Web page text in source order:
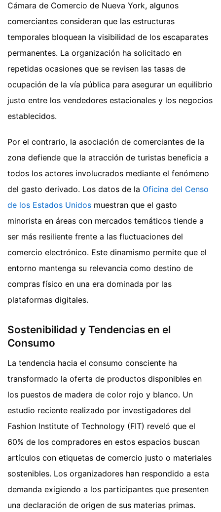
Cámara de Comercio de Nueva York, algunos
comerciantes consideran que las estructuras
temporales bloquean la visibilidad de los escaparates
permanentes. La organización ha solicitado en
repetidas ocasiones que se revisen las tasas de
ocupación de la vía pública para asegurar un equilibrio
justo entre los vendedores estacionales y los negocios
establecidos.
Por el contrario, la asociación de comerciantes de la
zona defiende que la atracción de turistas beneficia a
todos los actores involucrados mediante el fenómeno
del gasto derivado. Los datos de la Oficina del Censo
de los Estados Unidos muestran que el gasto
minorista en áreas con mercados temáticos tiende a
ser más resiliente frente a las fluctuaciones del
comercio electrónico. Este dinamismo permite que el
entorno mantenga su relevancia como destino de
compras físico en una era dominada por las
plataformas digitales.
Sostenibilidad y Tendencias en el
Consumo
La tendencia hacia el consumo consciente ha
transformado la oferta de productos disponibles en
los puestos de madera de color rojo y blanco. Un
estudio reciente realizado por investigadores del
Fashion Institute of Technology (FIT) reveló que el
60% de los compradores en estos espacios buscan
artículos con etiquetas de comercio justo o materiales
sostenibles. Los organizadores han respondido a esta
demanda exigiendo a los participantes que presenten
una declaración de origen de sus materias primas.